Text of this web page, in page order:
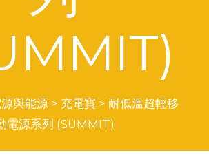
與能源 > 充電寶 > 耐低溫超輕移
電源系列 (SUMMIT)